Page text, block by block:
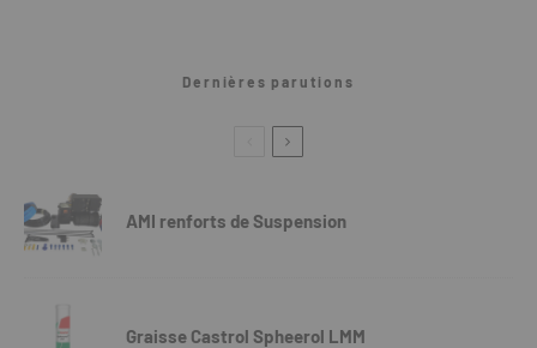
Dernières parutions
AMI renforts de Suspension
Graisse Castrol Spheerol LMM